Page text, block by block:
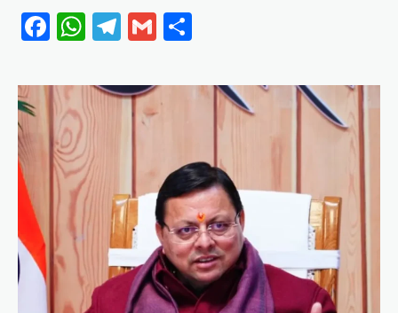
Facebook
WhatsApp
Telegram
Gmail